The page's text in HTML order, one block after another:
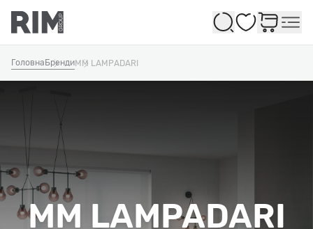
Обране
MM LAMPADARI
Головна БрендиMM LAMPADARI